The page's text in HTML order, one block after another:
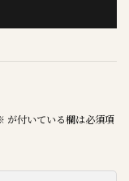
が付いている欄は必須項